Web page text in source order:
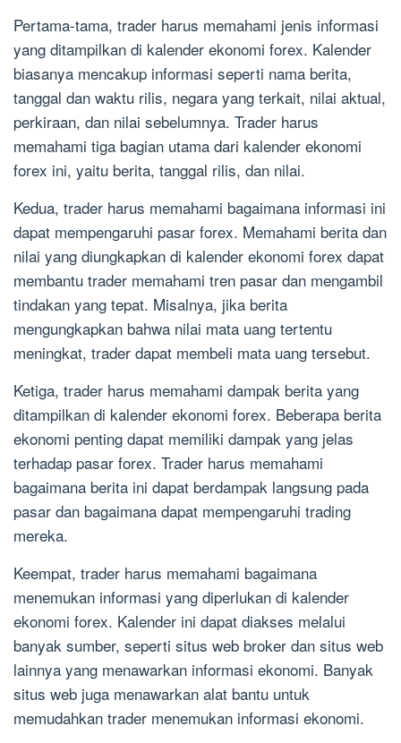
Pertama-tama, trader harus memahami jenis informasi
yang ditampilkan di kalender ekonomi forex. Kalender
biasanya mencakup informasi seperti nama berita,
tanggal dan waktu rilis, negara yang terkait, nilai aktual,
perkiraan, dan nilai sebelumnya. Trader harus
memahami tiga bagian utama dari kalender ekonomi
forex ini, yaitu berita, tanggal rilis, dan nilai.
Kedua, trader harus memahami bagaimana informasi ini
dapat mempengaruhi pasar forex. Memahami berita dan
nilai yang diungkapkan di kalender ekonomi forex dapat
membantu trader memahami tren pasar dan mengambil
tindakan yang tepat. Misalnya, jika berita
mengungkapkan bahwa nilai mata uang tertentu
meningkat, trader dapat membeli mata uang tersebut.
Ketiga, trader harus memahami dampak berita yang
ditampilkan di kalender ekonomi forex. Beberapa berita
ekonomi penting dapat memiliki dampak yang jelas
terhadap pasar forex. Trader harus memahami
bagaimana berita ini dapat berdampak langsung pada
pasar dan bagaimana dapat mempengaruhi trading
mereka.
Keempat, trader harus memahami bagaimana
menemukan informasi yang diperlukan di kalender
ekonomi forex. Kalender ini dapat diakses melalui
banyak sumber, seperti situs web broker dan situs web
lainnya yang menawarkan informasi ekonomi. Banyak
situs web juga menawarkan alat bantu untuk
memudahkan trader menemukan informasi ekonomi.